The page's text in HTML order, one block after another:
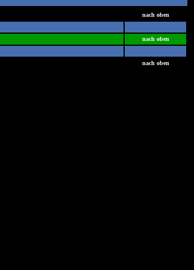
nach oben
nach oben
nach oben